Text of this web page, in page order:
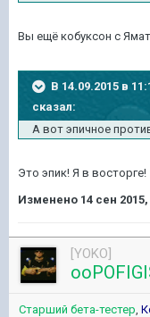
Вы ещё кобуксон с
В 14.09.2015 в
сказал:
А вот эпичное
Это эпик! Я в восторге!
Изменено 14 сен
[YOKO]
Старший бета-тестер